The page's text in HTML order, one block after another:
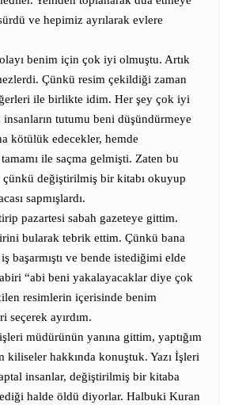
ve hepimiz ayrılarak evlere
benim için çok iyi olmuştu. Artık
Çünkü resim çekildiği zaman
ile birlikte idim. Her şey çok iyi
tutumu beni düşündürmeye
kötülük edecekler, hemde
ile saçma gelmişti. Zaten bu
değiştirilmiş bir kitabı okuyup
sapmışlardı.
pazartesi sabah gazeteye gittim.
bularak tebrik ettim. Çünkü bana
başarmıştı ve bende istediğimi elde
“abi beni yakalayacaklar diye çok
resimlerin içerisinde benim
seçerek ayırdım.
müdürünün yanına gittim, yaptığım
kiliseler hakkında konuştuk. Yazı İşleri
insanlar, değiştirilmiş bir kitaba
halde öldü diyorlar. Halbuki Kuran